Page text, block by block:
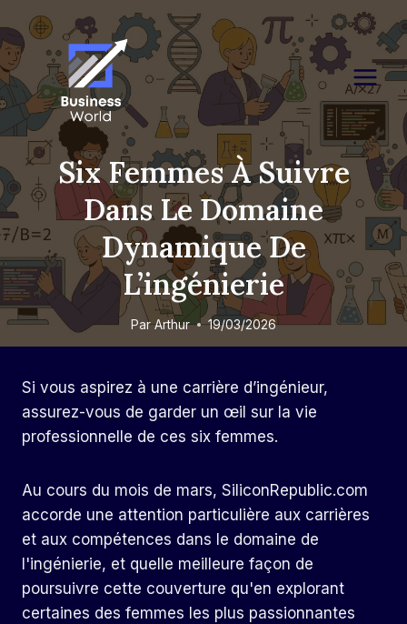
to
content
Six Femmes À Suivre
Dans Le Domaine
Dynamique De
L’ingénierie
ParArthur 19/03/2026
Si vous aspirez à une carrière d’ingénieur,
assurez-vous de garder un œil sur la vie
professionnelle de ces six femmes.
Au cours du mois de mars, SiliconRepublic.com
accorde une attention particulière aux carrières
et aux compétences dans le domaine de
l'ingénierie, et quelle meilleure façon de
poursuivre cette couverture qu'en explorant
certaines des femmes les plus passionnantes